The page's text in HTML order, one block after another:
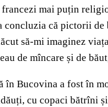
mai puțin
că pictorii
să-mi imaginez
de mîncare și de
Bucovina a fost în
cu copaci bătrîni